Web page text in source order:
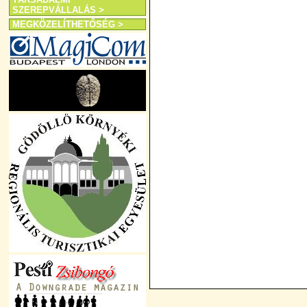
SZEREPVÁLLALÁS >
MEGKÖZELÍTHETŐSÉG >